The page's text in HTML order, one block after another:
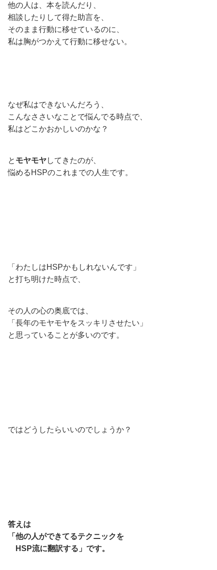
他の人は、本を読んだり、
相談したりして得た助言を、
そのまま行動に移せているのに、
私は胸がつかえて行動に移せない。
なぜ私はできないんだろう、
こんなささいなことで悩んでる時点で、
私はどこかおかしいのかな？
と モヤモヤしてきたのが、
悩めるHSPのこれまでの人生です。
「わたしはHSPかもしれないんです」
と打ち明けた時点で、
その人の心の奥底では、
「長年のモヤモヤをスッキリさせたい」
と思っていることが多いのです。
ではどうしたらいいのでしょうか？
答えは
「他の人ができてるテクニックを
HSP流に翻訳する」です。